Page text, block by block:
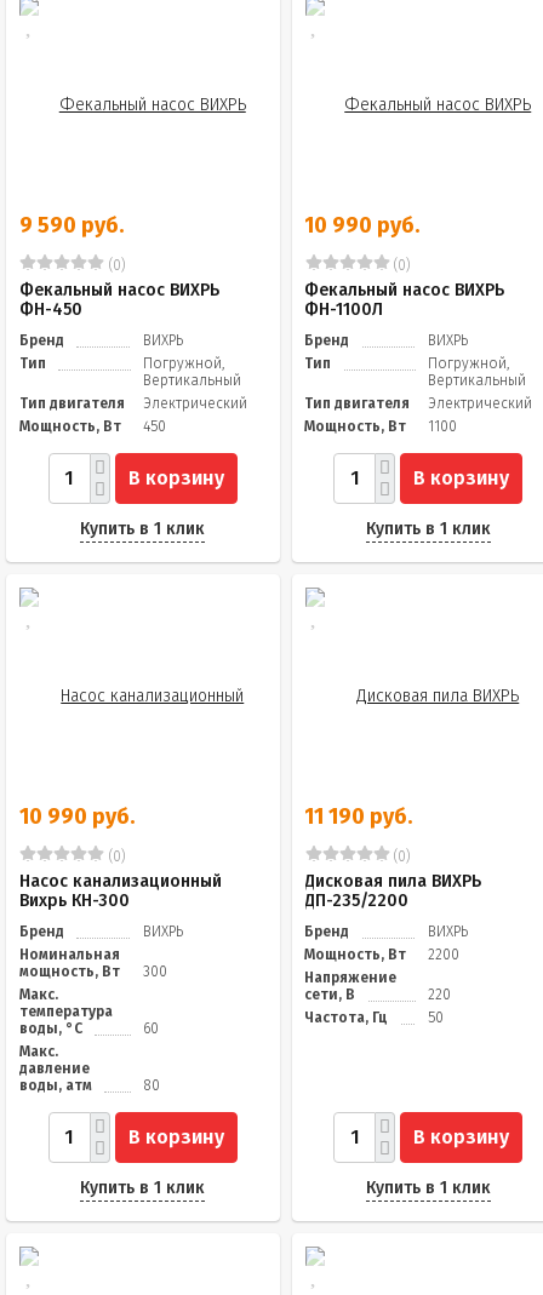
9 590 руб.
(0)
Фекальный насос ВИХРЬ
ФН-450
Бренд
ВИХРЬ
Тип
Погружной,
Вертикальный
Тип двигателя
Электрический
Мощность, Вт
450
В корзину
Купить в 1 клик
10 990 руб.
(0)
Фекальный насос ВИХРЬ
ФН-1100Л
Бренд
ВИХРЬ
Тип
Погружной,
Вертикальный
Тип двигателя
Электрический
Мощность, Вт
1100
В корзину
Купить в 1 клик
10 990 руб.
(0)
Насос канализационный
Вихрь КН-300
Бренд
ВИХРЬ
Номинальная
мощность, Вт
300
Макс.
температура
воды, °C
60
Макс.
давление
воды, атм
80
В корзину
Купить в 1 клик
11 190 руб.
(0)
Дисковая пила ВИХРЬ
ДП-235/2200
Бренд
ВИХРЬ
Мощность, Вт
2200
Напряжение
сети, В
220
Частота, Гц
50
В корзину
Купить в 1 клик